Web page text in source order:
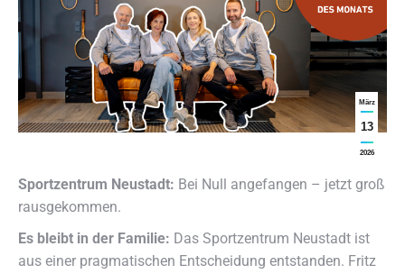
März
13
2026
Sportzentrum Neustadt: Bei Null angefangen – jetzt groß
rausgekommen.
Es bleibt in der Familie: Das Sportzentrum Neustadt ist
aus einer pragmatischen Entscheidung entstanden. Fritz